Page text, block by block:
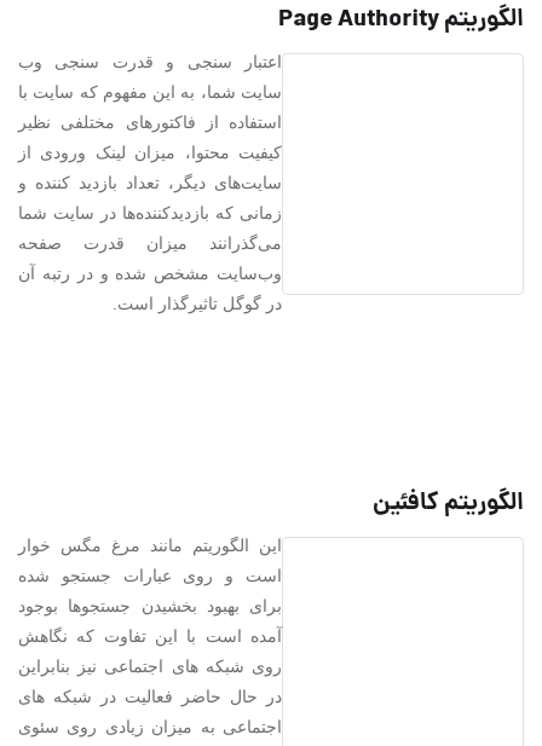
الگوریتم Page Authority
اعتبار سنجی و قدرت سنجی وب
سایت شما، به این مفهوم که سایت با
استفاده از فاکتورهای مختلفی نظیر
کیفیت محتوا، میزان لینک ورودی از
سایت‌های دیگر، تعداد بازدید کننده و
زمانی که بازدیدکننده‌ها در سایت شما
می‌گذرانند میزان قدرت صفحه
وب‌سایت مشخص شده و در رتبه آن
در گوگل تاثیرگذار است.
الگوریتم کافئین
این الگوریتم مانند مرغ مگس خوار
است و روی عبارات جستجو شده
برای بهبود بخشیدن جستجوها بوجود
آمده است با این تفاوت که نگاهش
روی شبکه های اجتماعی نیز بنابراین
در حال حاضر فعالیت در شبکه های
اجتماعی به میزان زیادی روی سئوی